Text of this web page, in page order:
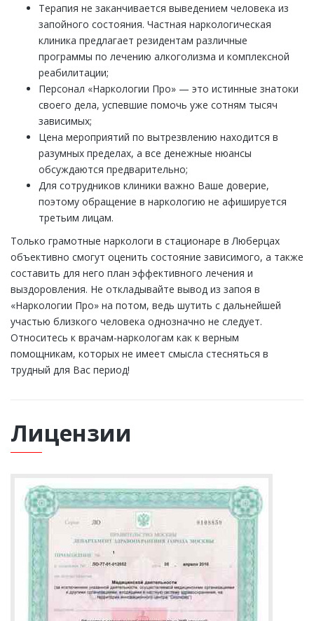
Терапия не заканчивается выведением человека из
запойного состояния. Частная наркологическая
клиника предлагает резидентам различные
программы по лечению алкоголизма и комплексной
реабилитации;
Персонал «Наркологии Про» — это истинные знатоки
своего дела, успевшие помочь уже сотням тысяч
зависимых;
Цена мероприятий по вытрезвлению находится в
разумных пределах, а все денежные нюансы
обсуждаются предварительно;
Для сотрудников клиники важно Ваше доверие,
поэтому обращение в наркологию не афишируется
третьим лицам.
Только грамотные наркологи в стационаре в Люберцах
объективно смогут оценить состояние зависимого, а также
составить для него план эффективного лечения и
выздоровления. Не откладывайте вывод из запоя в
«Наркологии Про» на потом, ведь шутить с дальнейшей
участью близкого человека однозначно не следует.
Относитесь к врачам-наркологам как к верным
помощникам, которых не имеет смысла стесняться в
трудный для Вас период!
Лицензии